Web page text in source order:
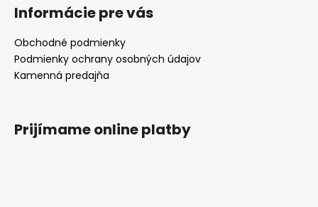
Informácie pre vás
Obchodné podmienky
Podmienky ochrany osobných údajov
Kamenná predajňa
Prijímame online platby